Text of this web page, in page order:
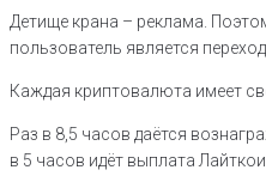
Детище крана – реклама.
пользователь является
Каждая криптовалюта имеет
Раз в 8,5 часов даётся
в 5 часов идёт выплата